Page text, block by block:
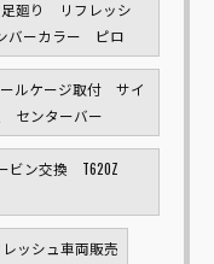
廻り リフレッシ
ーカラー ピロ
ルケージ取付 サイ
センターバー
ビン交換 T620Z
ッシュ車両販売